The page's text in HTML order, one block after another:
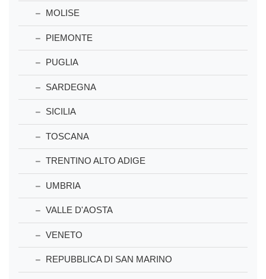
MOLISE
PIEMONTE
PUGLIA
SARDEGNA
SICILIA
TOSCANA
TRENTINO ALTO ADIGE
UMBRIA
VALLE D'AOSTA
VENETO
REPUBBLICA DI SAN MARINO